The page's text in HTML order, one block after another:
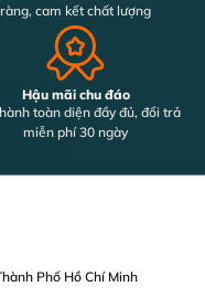
ràng, cam kết chất lượng
Hậu mãi chu đáo
toàn diện đầy đủ, đổi trả
miễn phí 30 ngày
Phố Hồ Chí Minh